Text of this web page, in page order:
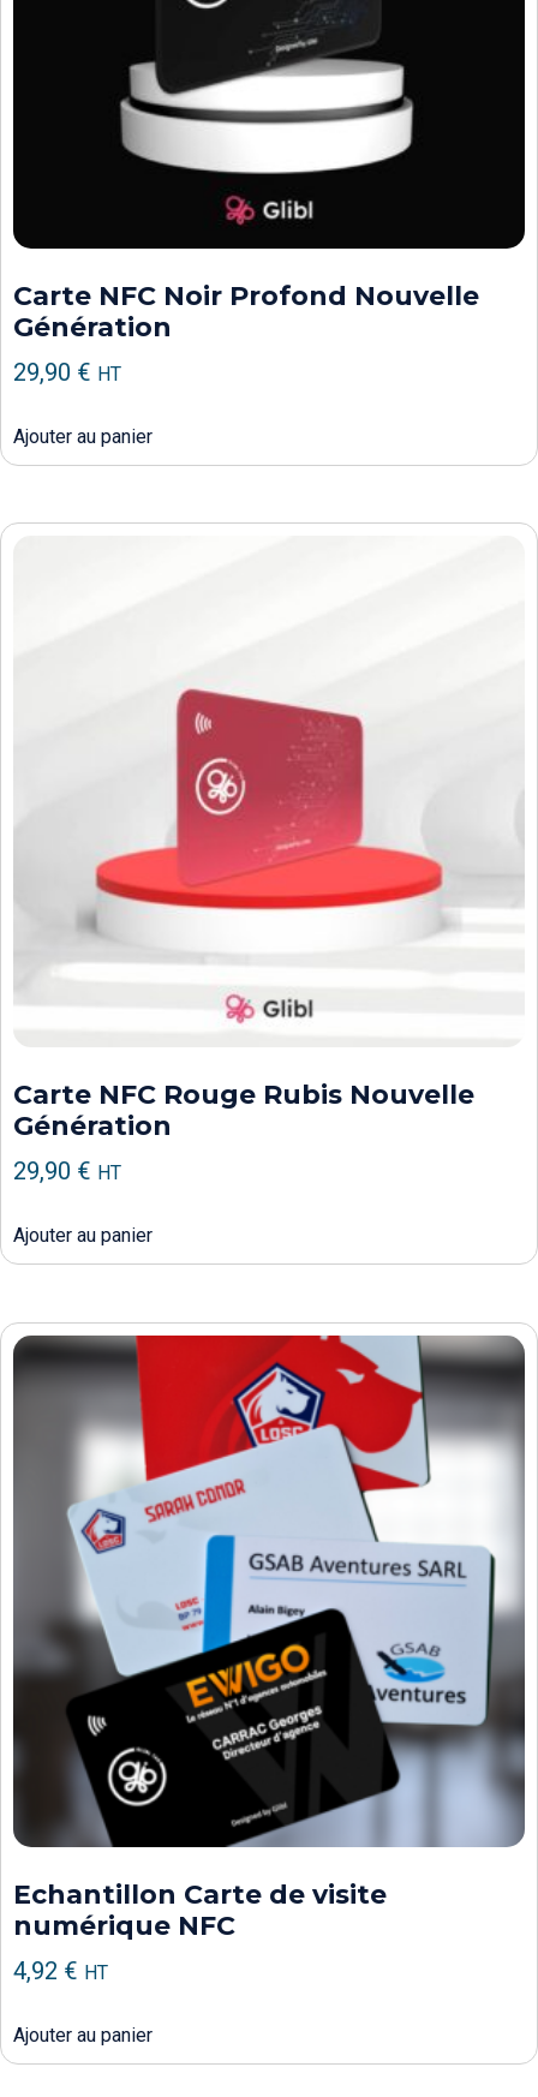
Carte NFC Noir Profond Nouvelle
Génération
29,90 € HT
Ajouter au panier
Carte NFC Rouge Rubis Nouvelle
Génération
29,90 € HT
Ajouter au panier
Echantillon Carte de visite
numérique NFC
4,92 € HT
Ajouter au panier